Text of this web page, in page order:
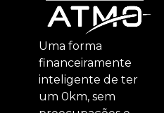
Uma forma
financeiramente
inteligente de ter
um 0km, sem